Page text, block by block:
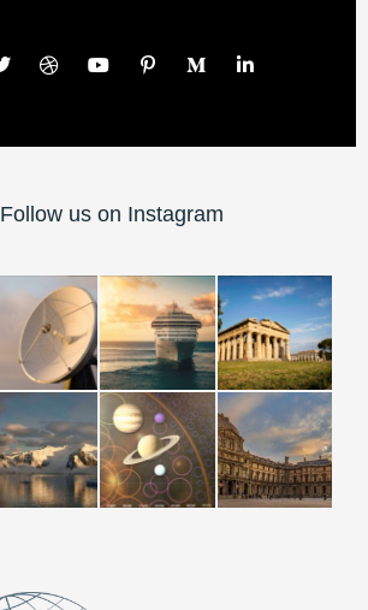
Follow us on Instagram